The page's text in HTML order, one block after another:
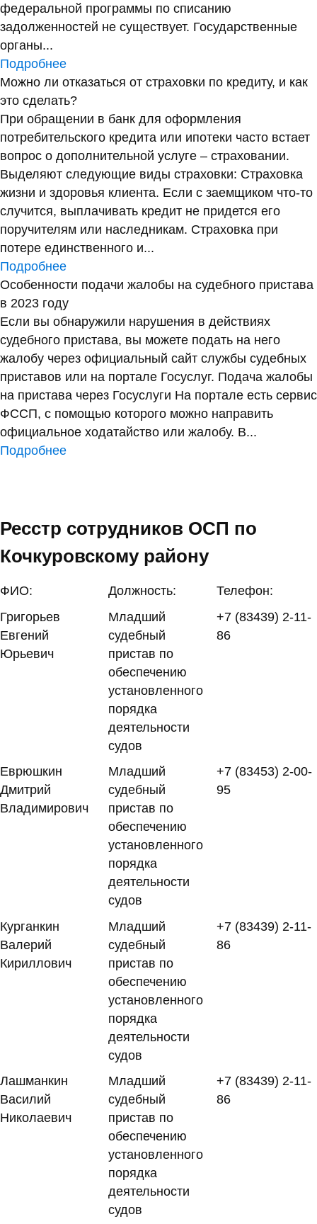
федеральной программы по списанию
задолженностей не существует. Государственные
органы...
Подробнее
Можно ли отказаться от страховки по кредиту, и как
это сделать?
При обращении в банк для оформления
потребительского кредита или ипотеки часто встает
вопрос о дополнительной услуге – страховании.
Выделяют следующие виды страховки: Страховка
жизни и здоровья клиента. Если с заемщиком что-то
случится, выплачивать кредит не придется его
поручителям или наследникам. Страховка при
потере единственного и...
Подробнее
Особенности подачи жалобы на судебного пристава
в 2023 году
Если вы обнаружили нарушения в действиях
судебного пристава, вы можете подать на него
жалобу через официальный сайт службы судебных
приставов или на портале Госуслуг. Подача жалобы
на пристава через Госуслуги На портале есть сервис
ФССП, с помощью которого можно направить
официальное ходатайство или жалобу. В...
Подробнее
Ресстр сотрудников ОСП по
Кочкуровскому району
ФИО: Должность:
Телефон:
Григорьев
Евгений
Юрьевич
Младший
судебный
пристав по
обеспечению
установленного
порядка
деятельности
судов
+7 (83439) 2-11-
86
Еврюшкин
Дмитрий
Владимирович
Младший
судебный
пристав по
обеспечению
установленного
порядка
деятельности
судов
+7 (83453) 2-00-
95
Курганкин
Валерий
Кириллович
Младший
судебный
пристав по
обеспечению
установленного
порядка
деятельности
судов
+7 (83439) 2-11-
86
Лашманкин
Василий
Николаевич
Младший
судебный
пристав по
обеспечению
установленного
порядка
деятельности
судов
+7 (83439) 2-11-
86